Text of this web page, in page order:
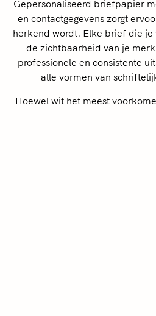
Gepersonaliseerd briefpapier
en contactgegevens zorgt
herkend wordt. Elke brief die
de zichtbaarheid van je
professionele en consistente
alle vormen van
Hoewel wit het meest